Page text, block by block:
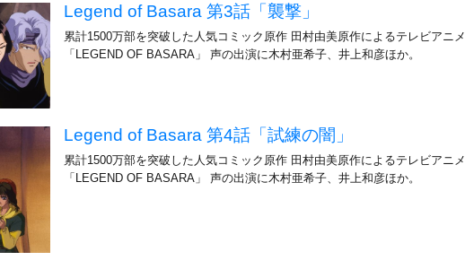
Legend of Basara 第3話「襲撃」
累計1500万部を突破した人気コミック原作 田村由美原作によるテレビアニメ
「LEGEND OF BASARA」 声の出演に木村亜希子、井上和彦ほか。
Legend of Basara 第4話「試練の闇」
累計1500万部を突破した人気コミック原作 田村由美原作によるテレビアニメ
「LEGEND OF BASARA」 声の出演に木村亜希子、井上和彦ほか。